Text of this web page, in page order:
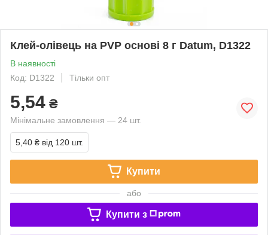
Клей-олівець на PVP основі 8 г Datum, D1322
В наявності
Код: D1322
Тільки опт
5,54 ₴
Мінімальне замовлення — 24 шт.
5,40 ₴ від 120 шт.
Купити
або
Купити з